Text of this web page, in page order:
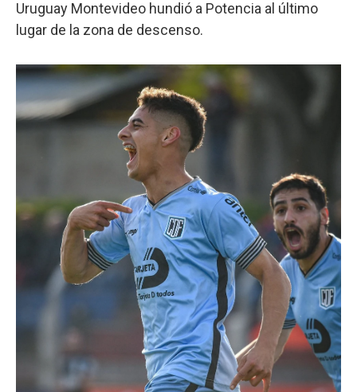
Uruguay Montevideo hundió a Potencia al último
lugar de la zona de descenso.